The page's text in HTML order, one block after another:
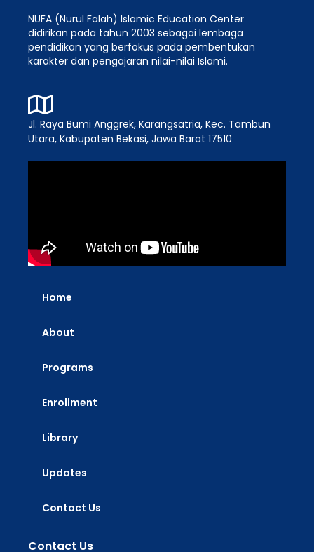
NUFA (Nurul Falah) Islamic Education Center
didirikan pada tahun 2003 sebagai lembaga
pendidikan yang berfokus pada pembentukan
karakter dan pengajaran nilai-nilai Islami.
Jl. Raya Bumi Anggrek, Karangsatria, Kec. Tambun
Utara, Kabupaten Bekasi, Jawa Barat 17510
Home
About
Programs
Enrollment
Library
Updates
Contact Us
Contact Us